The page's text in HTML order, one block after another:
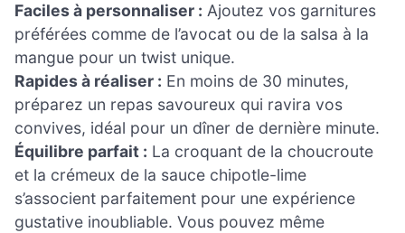
Faciles à personnaliser : Ajoutez vos garnitures
préférées comme de l’avocat ou de la salsa à la
mangue pour un twist unique.
Rapides à réaliser : En moins de 30 minutes,
préparez un repas savoureux qui ravira vos
convives, idéal pour un dîner de dernière minute.
Équilibre parfait : La croquant de la choucroute
et la crémeux de la sauce chipotle-lime
s’associent parfaitement pour une expérience
gustative inoubliable. Vous pouvez même